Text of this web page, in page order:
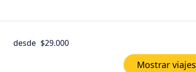
desde $29.000
Mostrar viajes